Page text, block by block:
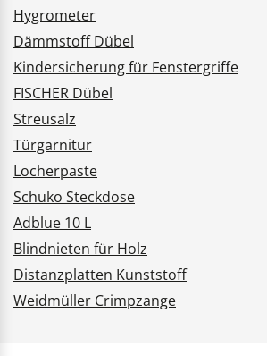
Hygrometer
Dämmstoff Dübel
Kindersicherung für Fenstergriffe
FISCHER Dübel
Streusalz
Türgarnitur
Locherpaste
Schuko Steckdose
Adblue 10 L
Blindnieten für Holz
Distanzplatten Kunststoff
Weidmüller Crimpzange